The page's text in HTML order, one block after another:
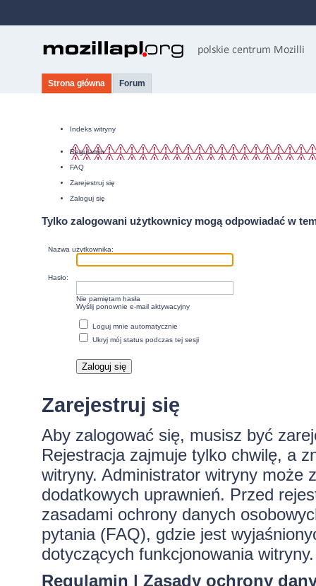
Strona główna Forum
Indeks witryny
Regulamin
FAQ
Zarejestruj się
Zaloguj się
Tylko zalogowani użytkownicy mogą odpowiadać w
Nazwa użytkownika:
Hasło:
Nie pamiętam hasła
Wyślij ponownie e-mail aktywacyjny
Loguj mnie automatycznie
Ukryj mój status podczas tej sesji
Zarejestruj się
Aby zalogować się, musisz być
Rejestracja zajmuje tylko chwilę, a
witryny. Administrator witryny może
dodatkowych uprawnień. Przed
zasadami ochrony danych
pytania (FAQ), gdzie jest
dotyczących funkcjonowania witryny.
Regulamin | Zasady ochrony